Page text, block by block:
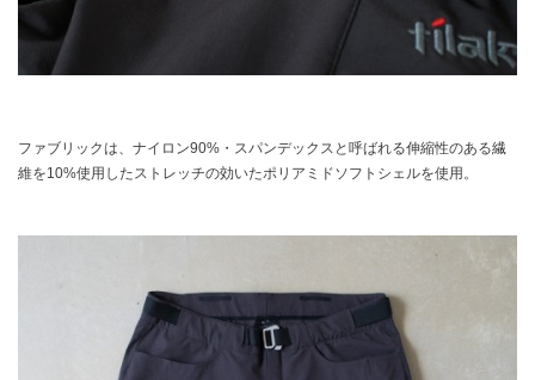
ファブリックは、ナイロン90%・スパンデックスと呼ばれる伸縮性のある繊
維を10%使用したストレッチの効いたポリアミドソフトシェルを使用。